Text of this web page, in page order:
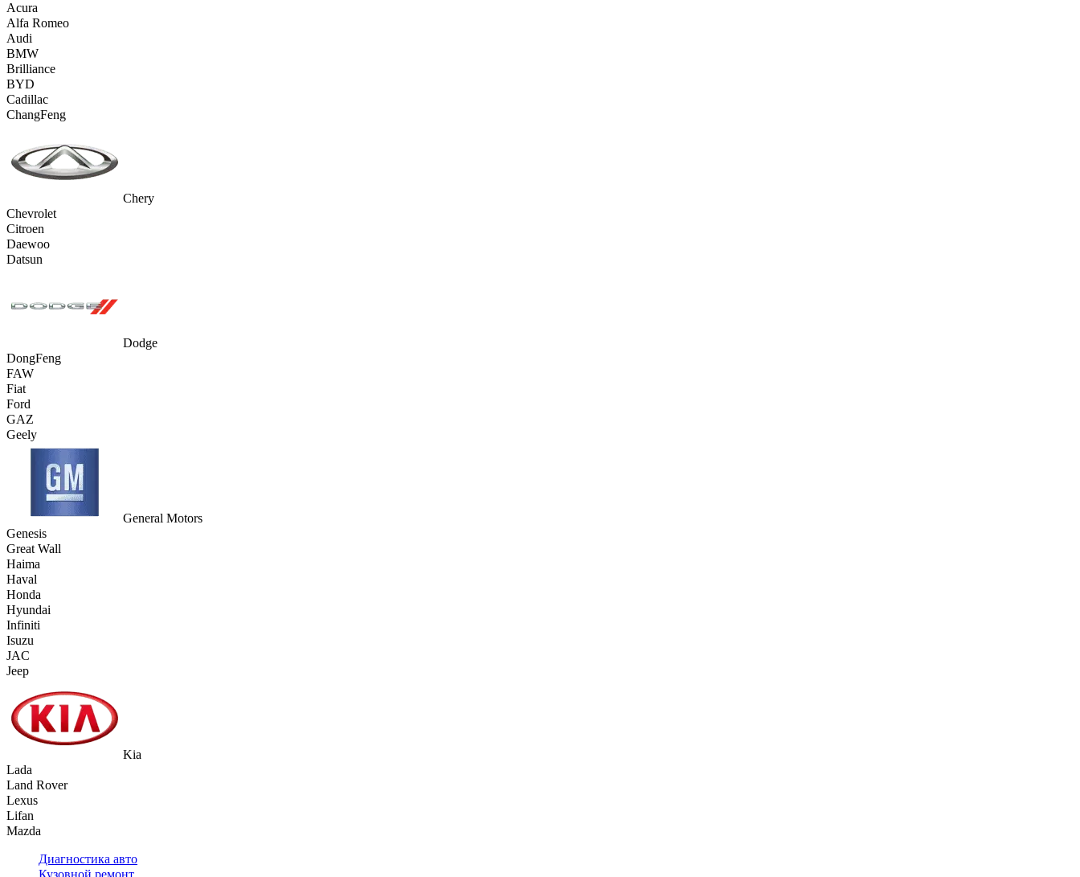
Acura
Alfa Romeo
Audi
BMW
Brilliance
BYD
Cadillac
ChangFeng
Chery
Chevrolet
Citroen
Daewoo
Datsun
Dodge
DongFeng
FAW
Fiat
Ford
GAZ
Geely
General Motors
Genesis
Great Wall
Haima
Haval
Honda
Hyundai
Infiniti
Isuzu
JAC
Jeep
Kia
Lada
Land Rover
Lexus
Lifan
Mazda
Диагностика авто